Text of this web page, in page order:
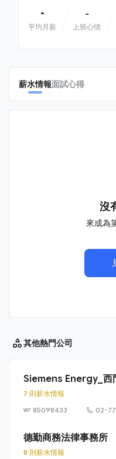
-
平均月薪
-
上班心情
薪水情報面試心得
沒
來成為
其他熱門公司
Siemens Energy_西
7 則薪水情報
85098433
02-
德勤商務法律事務所
8 則薪水情報